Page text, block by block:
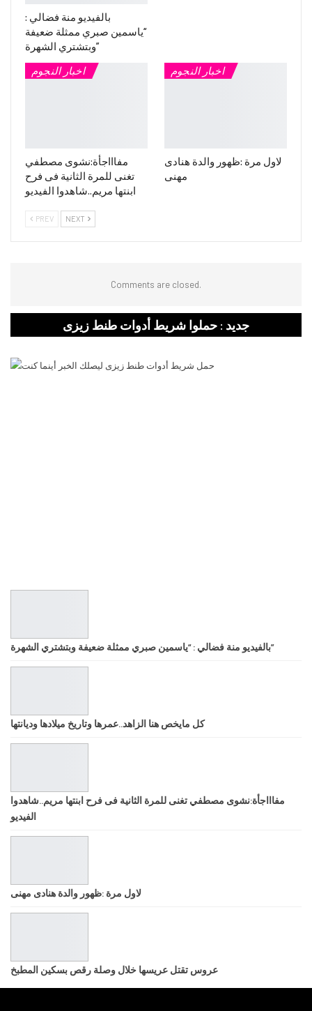
بالفيديو منة فضالي :
“ياسمين صبري ممثلة ضعيفة
وبتشتري الشهرة”
اخبار النجوم
مفاااجأة:نشوى مصطفي
تغنى للمرة الثانية فى فرح
ابنتها مريم..شاهدوا الفيديو
اخبار النجوم
لاول مرة :ظهور والدة هنادى
مهنى
PREV NEXT
Comments are closed.
جديد : حملوا شريط أدوات طنط زيزى
بالفيديو منة فضالي : “ياسمين صبري ممثلة ضعيفة وبتشتري الشهرة”
كل مايخص هنا الزاهد..عمرها وتاريخ ميلادها وديانتها
مفاااجأة:نشوى مصطفي تغنى للمرة الثانية فى فرح ابنتها مريم..شاهدوا
الفيديو
لاول مرة :ظهور والدة هنادى مهنى
عروس تقتل عريسها خلال وصلة رقص بسكين المطبخ